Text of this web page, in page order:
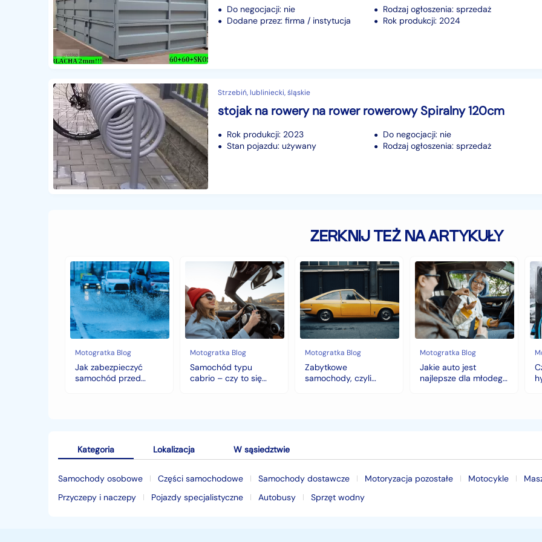
Do negocjacji: nie
Dodane przez: firma / instytucja
Rodzaj ogłoszenia: sprzedaż
Rok produkcji: 2024
Strzebiń, lubliniecki, śląskie
stojak na rowery na rower rowerowy Spiralny 120cm
Rok produkcji: 2023
Stan pojazdu: używany
Do negocjacji: nie
Rodzaj ogłoszenia: sprzedaż
ZERKNIJ TEŻ NA ARTYKUŁY
Jak
zabezpieczyć
samochód
przed
jesiennymi
chłodami
i
deszczem?
Motogratka Blog
Jak zabezpieczyć
samochód przed
Samochód
cabrio
–
czy
to
się
opłaca
w
polskim
klimacie?
Motogratka Blog
Samochód typu
cabrio – czy to się
Zabytkowe
samochody,
czyli
historia
warta
fortunę
Motogratka Blog
Zabytkowe
samochody, czyli
Jakie
auto
jest
najlepsze
dla
młodego
kierowcy?
top
5
modeli
na
pierwszy
Motogratka Blog
Jakie auto jest
najlepsze dla młodego
z
to
na
Kategoria
Samochody osobowe Części samochodowe Samochody dostawcze Motoryzacja pozostałe Motocykle
Przyczepy i naczepy
Pojazdy specjalistyczne Autobusy Sprzęt wodny
Lokalizacja W sąsiedztwie